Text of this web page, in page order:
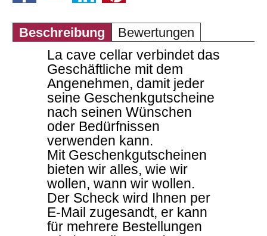
Beschreibung Bewertungen
La cave cellar verbindet das
Geschäftliche mit dem
Angenehmen, damit jeder
seine Geschenkgutscheine
nach seinen Wünschen
oder Bedürfnissen
verwenden kann.
Mit Geschenkgutscheinen
bieten wir alles, wie wir
wollen, wann wir wollen.
Der Scheck wird Ihnen per
E-Mail zugesandt, er kann
für mehrere Bestellungen